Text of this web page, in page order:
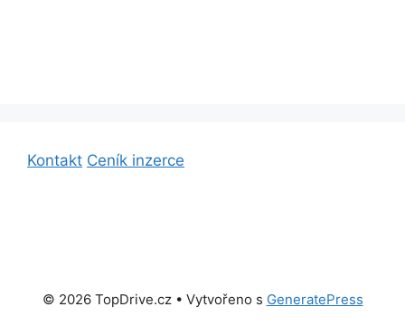
Kontakt Ceník inzerce
© 2026 TopDrive.cz• Vytvořeno s GeneratePress